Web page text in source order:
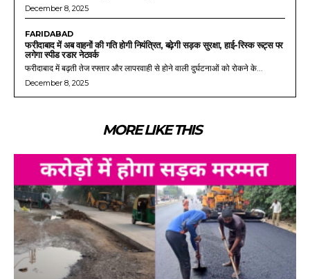
December 8, 2025
FARIDABAD
फरीदाबाद में अब वाहनों की गति होगी नियंत्रित, बढ़ेगी सड़क सुरक्षा, हाई-रिस्क रूट्स पर
लगेगा स्पीड रडार नेटवर्क
फरीदाबाद में बढ़ती तेज रफ्तार और लापरवाही से होने वाली दुर्घटनाओं को रोकने के...
December 8, 2025
MORE LIKE THIS